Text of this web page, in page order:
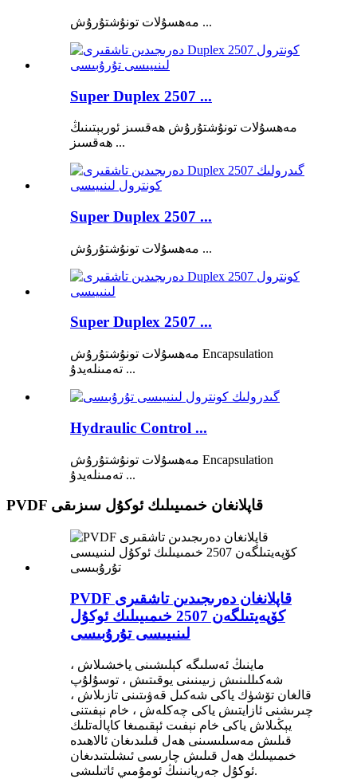
مەھسۇلات تونۇشتۇرۇش ...
Super Duplex 2507 ...
مەھسۇلات تونۇشتۇرۇش ھەقسىز ئوربېتىنىڭ
ھەقسىز ...
Super Duplex 2507 ...
مەھسۇلات تونۇشتۇرۇش ...
Super Duplex 2507 ...
مەھسۇلات تونۇشتۇرۇش Encapsulation
تەمىنلەيدۇ ...
Hydraulic Control ...
مەھسۇلات تونۇشتۇرۇش Encapsulation
تەمىنلەيدۇ ...
PVDF قاپلانغان خىمىيىلىك ئوكۇل سىزىقى
PVDF قاپلانغان دەرىجىدىن تاشقىرى
كۆپەيتىلگەن 2507 خىمىيىلىك ئوكۇل
لىنىيىسى تۇرۇبىسى
ماينىڭ ئەسلىگە كېلىشىنى ياخشىلاش ،
شەكىللىنىش زىيىنىنى يوقىتىش ، توسۇلۇپ
قالغان تۆشۈك ياكى شەكىل قەۋىتىنى تازىلاش ،
چىرىشنى ئازايتىش ياكى چەكلەش ، خام نېفىتنى
يېڭىلاش ياكى خام نېفىت ئېقىمىغا كاپالەتلىك
قىلىش مەسىلىسىنى ھەل قىلىدىغان ئالاھىدە
خىمىيىلىك ھەل قىلىش چارىسى ئىشلىتىدىغان
ئوكۇل جەريانىنىڭ ئومۇمىي ئاتىلىشى.